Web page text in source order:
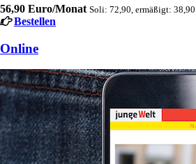
56,90 Euro/Monat Soli: 72,90, ermäßigt: 38,90
Bestellen
Online